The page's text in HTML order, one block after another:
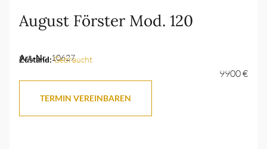
August Förster Mod. 120
Art.-Nr.:10627
Zustand:Gebraucht
9900 €
TERMIN VEREINBAREN